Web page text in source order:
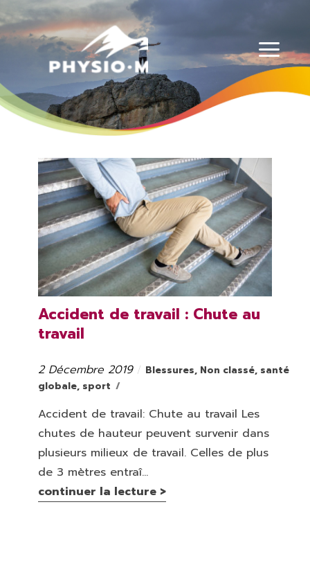
Physio-Masso MP
Accident de travail : Chute au
travail
Publié
le
2 Décembre 2019 Catégories
Blessures, Non classé, santé
globale, sport
Accident de travail: Chute au travail Les
chutes de hauteur p​euvent survenir dans
plusieurs milieux de travail. Celles de plus
de 3 mètres entraî...
continuer la lecture >